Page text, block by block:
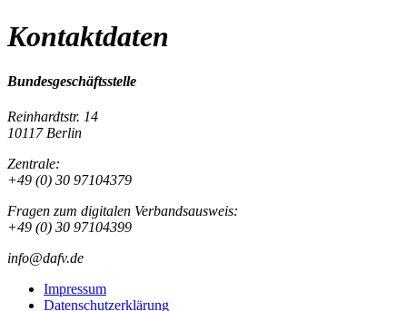
Kontaktdaten
Bundesgeschäftsstelle
Reinhardtstr. 14
10117 Berlin
Zentrale:
+49 (0) 30 97104379
Fragen zum digitalen Verbandsausweis:
+49 (0) 30 97104399
info@dafv.de
Impressum
Datenschutzerklärung